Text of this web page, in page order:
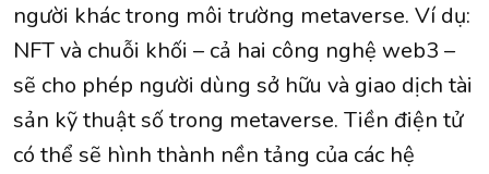
người khác trong môi trường metaverse. Ví dụ:
NFT và chuỗi khối – cả hai công nghệ web3 –
sẽ cho phép người dùng sở hữu và giao dịch tài
sản kỹ thuật số trong metaverse. Tiền điện tử
có thể sẽ hình thành nền tảng của các hệ